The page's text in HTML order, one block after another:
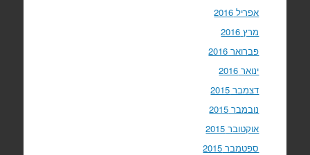
אפריל 2016
מרץ 2016
פברואר 2016
ינואר 2016
דצמבר 2015
נובמבר 2015
אוקטובר 2015
ספטמבר 2015